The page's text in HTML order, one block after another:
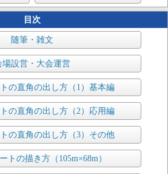
目次
随筆・雑文
場設営・大会運営
の直角の出し方（1）基本編
の直角の出し方（2）応用編
の直角の出し方（3）その他
トの描き方（105m×68m）